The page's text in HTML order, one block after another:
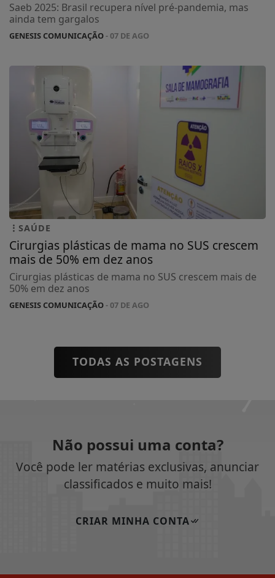
Saeb 2025: Brasil recupera nível pré-pandemia, mas
ainda tem gargalos
GENESIS COMUNICAÇÃO- 07 DE AGO
SAÚDE
Cirurgias plásticas de mama no SUS crescem
mais de 50% em dez anos
Cirurgias plásticas de mama no SUS crescem mais de
50% em dez anos
GENESIS COMUNICAÇÃO- 07 DE AGO
TODAS AS POSTAGENS
Não possui uma conta?
Você pode ler matérias exclusivas, anunciar
classificados e muito mais!
CRIAR MINHA CONTA